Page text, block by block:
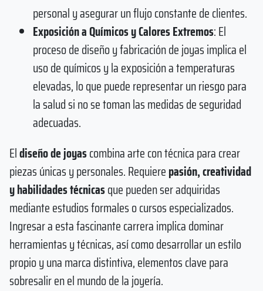
personal y asegurar un flujo constante de clientes.
Exposición a Químicos y Calores Extremos: El
proceso de diseño y fabricación de joyas implica el
uso de químicos y la exposición a temperaturas
elevadas, lo que puede representar un riesgo para
la salud si no se toman las medidas de seguridad
adecuadas.
Eldiseño de joyascombina arte con técnica para crear
piezas únicas y personales. Requierepasión, creatividad
y habilidades técnicasque pueden ser adquiridas
mediante estudios formales o cursos especializados.
Ingresar a esta fascinante carrera implica dominar
herramientas y técnicas, así como desarrollar un estilo
propio y una marca distintiva, elementos clave para
sobresalir en el mundo de la joyería.